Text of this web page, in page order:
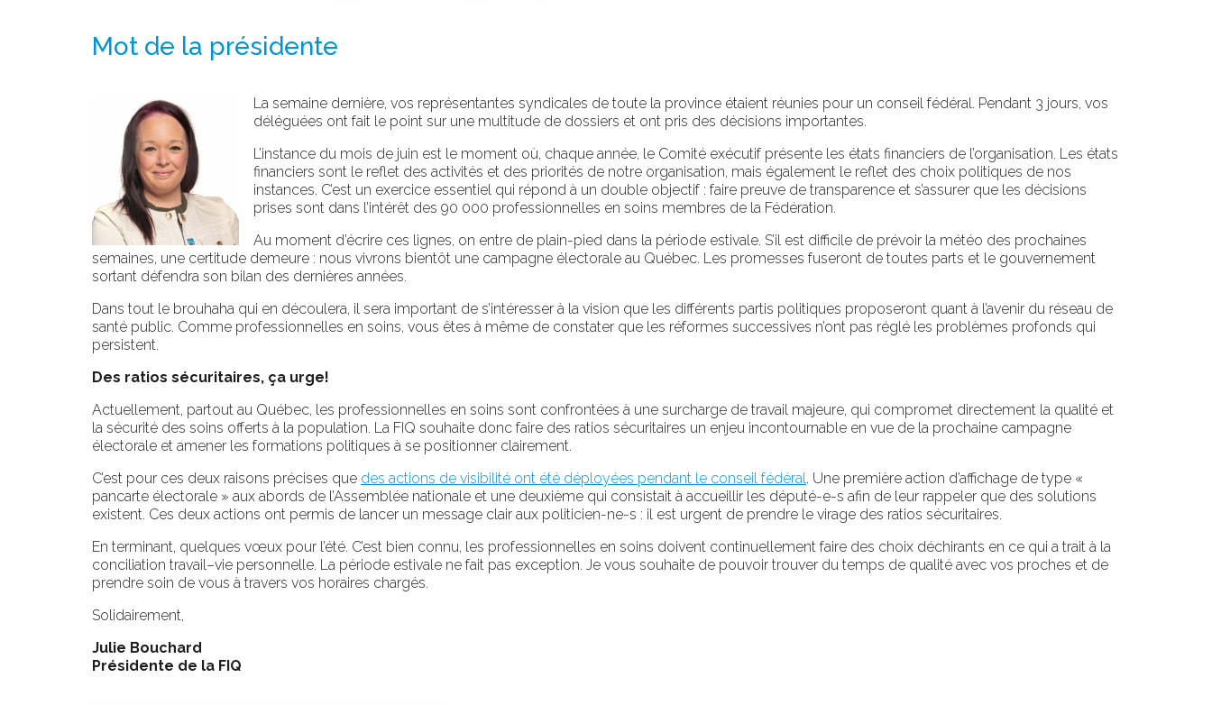
Mot de la présidente
La semaine dernière, vos représentantes syndicales de toute la province étaient réunies pour un conseil fédéral. Pendant 3 jours, vos
déléguées ont fait le point sur une multitude de dossiers et ont pris des décisions importantes.
L’instance du mois de juin est le moment où, chaque année, le Comité exécutif présente les états financiers de l’organisation. Les états
financiers sont le reflet des activités et des priorités de notre organisation, mais également le reflet des choix politiques de nos
instances. C’est un exercice essentiel qui répond à un double objectif : faire preuve de transparence et s’assurer que les décisions
prises sont dans l’intérêt des 90 000 professionnelles en soins membres de la Fédération.
Au moment d’écrire ces lignes, on entre de plain-pied dans la période estivale. S’il est difficile de prévoir la météo des prochaines
semaines, une certitude demeure : nous vivrons bientôt une campagne électorale au Québec. Les promesses fuseront de toutes parts et le gouvernement
sortant défendra son bilan des dernières années.
Dans tout le brouhaha qui en découlera, il sera important de s’intéresser à la vision que les différents partis politiques proposeront quant à l’avenir du réseau de
santé public. Comme professionnelles en soins, vous êtes à même de constater que les réformes successives n’ont pas réglé les problèmes profonds qui
persistent.
Des ratios sécuritaires, ça urge!
Actuellement, partout au Québec, les professionnelles en soins sont confrontées à une surcharge de travail majeure, qui compromet directement la qualité et
la sécurité des soins offerts à la population. La FIQ souhaite donc faire des ratios sécuritaires un enjeu incontournable en vue de la prochaine campagne
électorale et amener les formations politiques à se positionner clairement.
C’est pour ces deux raisons précises que des actions de visibilité ont été déployées pendant le conseil fédéral. Une première action d’affichage de type «
pancarte électorale » aux abords de l’Assemblée nationale et une deuxième qui consistait à accueillir les député-e-s afin de leur rappeler que des solutions
existent. Ces deux actions ont permis de lancer un message clair aux politicien-ne-s : il est urgent de prendre le virage des ratios sécuritaires.
En terminant, quelques vœux pour l’été. C’est bien connu, les professionnelles en soins doivent continuellement faire des choix déchirants en ce qui a trait à la
conciliation travail–vie personnelle. La période estivale ne fait pas exception. Je vous souhaite de pouvoir trouver du temps de qualité avec vos proches et de
prendre soin de vous à travers vos horaires chargés.
Solidairement,
Julie Bouchard
Présidente de la FIQ